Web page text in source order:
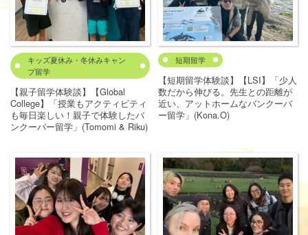
キッズ夏休み・冬休みキャン
プ留学
【親子留学体験談】【Global
College】「授業もアクティビティ
も毎日楽しい！親子で体験したバ
ンクーバー留学」(Tomomi & Riku)
短期留学
【短期留学体験談】【LSI】「少人
数だから伸びる。先生との距離が
近い、アットホームなバンクーバ
ー留学」(Kona.O)